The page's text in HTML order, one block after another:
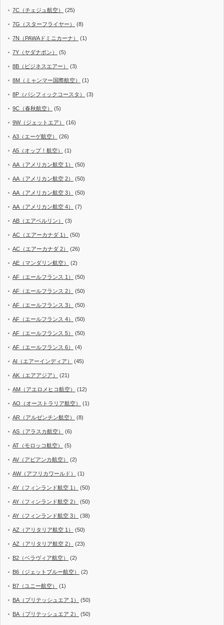
7C（チェジュ航空） (25)
7G（スターフライヤー） (8)
7N（PAWAドミニカーナ） (1)
7Y（ヤダナポン） (5)
8B（ビジネスエアー） (3)
8M（ミャンマー国際航空） (1)
8P（パシフィックコースタ） (3)
9C（春秋航空） (5)
9W（ジェットエア） (16)
A3（エーゲ航空） (26)
A5（オップ！航空） (1)
AA（アメリカン航空 1） (50)
AA（アメリカン航空 2） (50)
AA（アメリカン航空 3） (50)
AA（アメリカン航空 4） (7)
AB（エアベルリン） (3)
AC（エアーカナダ 1） (50)
AC（エアーカナダ 2） (26)
AE（マンダリン航空） (2)
AF（エールフランス 1） (50)
AF（エールフランス 2） (50)
AF（エールフランス 3） (50)
AF（エールフランス 4） (50)
AF（エールフランス 5） (50)
AF（エールフランス 6） (4)
AI（エアーインディア） (45)
AK（エアアジア） (21)
AM（アエロメヒコ航空） (12)
AO（オーストラリア航空） (1)
AR（アルゼンチン航空） (8)
AS（アラスカ航空） (6)
AT（モロッコ航空） (5)
AV（アビアンカ航空） (2)
AW（アフリカワールド） (1)
AY（フィンランド航空 1） (50)
AY（フィンランド航空 2） (50)
AY（フィンランド航空 3） (38)
AZ（アリタリア航空 1） (50)
AZ（アリタリア航空 2） (23)
B2（ベラヴィア航空） (2)
B6（ジェットブルー航空） (2)
B7（ユニー航空） (1)
BA（ブリテッシュエア 1） (50)
BA（ブリテッシュエア 2） (50)